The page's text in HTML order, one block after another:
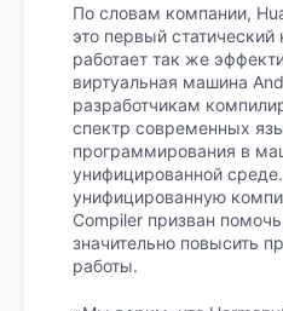
По словам компании,
это первый
работает так же
виртуальная машина
разработчикам
спектр современных
программирования в
унифицированной
унифицированную
Compiler призван
значительно повысить
работы.